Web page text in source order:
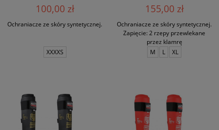
100,00 zł
Ochraniacze ze skóry syntetycznej.
XXXXS
155,00 zł
Ochraniacze ze skóry syntetycznej.
Zapięcie: 2 rzepy przewlekane
przez klamrę
M
L XL